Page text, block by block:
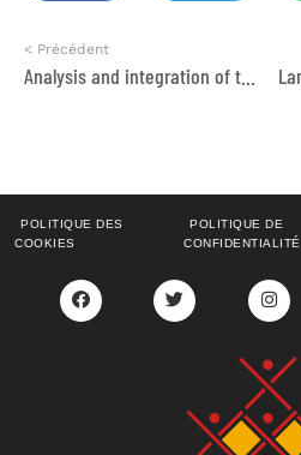
< Précédent
POLITIQUE DES
COOKIES
POLITIQUE DE
CONFIDENTIALITÉ